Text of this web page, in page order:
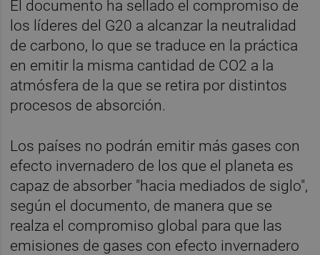
El documento ha sellado el compromiso de
los líderes del G20 a alcanzar la neutralidad
de carbono, lo que se traduce en la práctica
en emitir la misma cantidad de CO2 a la
atmósfera de la que se retira por distintos
procesos de absorción.
Los países no podrán emitir más gases con
efecto invernadero de los que el planeta es
capaz de absorber "hacia mediados de siglo",
según el documento, de manera que se
realza el compromiso global para que las
emisiones de gases con efecto invernadero